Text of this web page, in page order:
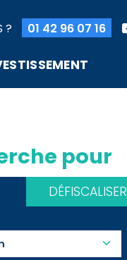
? 01 42 96 07 16
pour
DÉFISCALISER